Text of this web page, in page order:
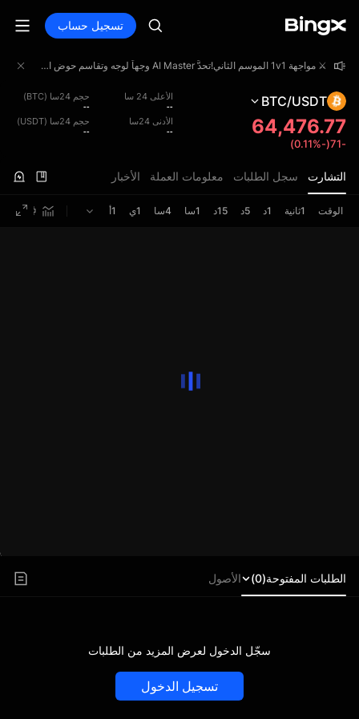
تسجيل حساب
⚔️ مواجهة 1v1 الموسم الثاني!تحدَّ AI Master وجهاً لوجه وتقاسم حوض الجوائز بقيمة 4,000,000 USDT!
BTC/USDT
64,476.77
-71(-0.11%)
الأعلى 24 سا
--
حجم 24سا (BTC)
--
الأدنى 24سا
--
حجم 24سا (USDT)
--
التشارت سجل الطلبات معلومات العملة الأخبار
الوقت 1ثانية 1د 5د 15د 1سا 4سا 1ي 1أ
الطلبات المفتوحة(0) الأصول
سجّل الدخول لعرض المزيد من الطلبات
تسجيل الدخول